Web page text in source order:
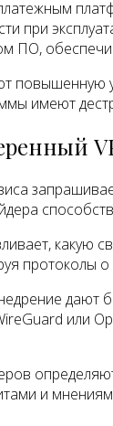
при
ПО,
повышенную
имеют
дают
или
и